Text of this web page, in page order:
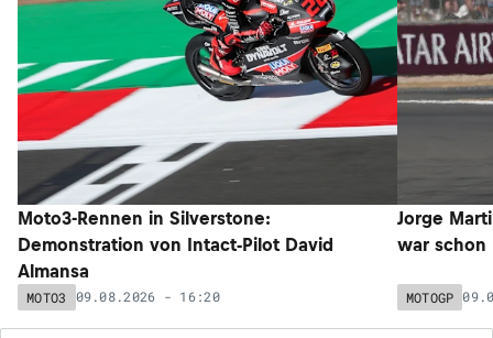
Moto3-Rennen in Silverstone:
Demonstration von Intact-Pilot David
Almansa
MOTO3 09.08.2026 - 16:20
Jorge
war schon
MOTOGP